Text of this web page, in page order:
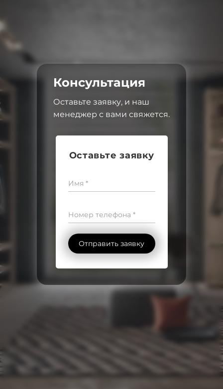
Консультация
Оставьте заявку
Имя *
Номер телефона *
Отправить заявку
Оставьте заявку, и наш
менеджер с вами свяжется.